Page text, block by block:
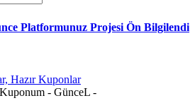
Platformunuz Projesi Ön Bilgilendirme
Hazır Kuponlar
- GünceL -